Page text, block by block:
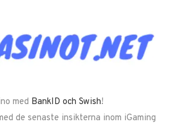
med BankID och Swish!
de senaste insikterna inom iGaming